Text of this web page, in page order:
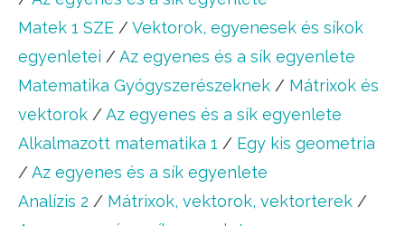
Matek 1 SZE / Vektorok, egyenesek és síkok
egyenletei / Az egyenes és a sík egyenlete
Matematika Gyógyszerészeknek / Mátrixok és
vektorok / Az egyenes és a sík egyenlete
Alkalmazott matematika 1 / Egy kis geometria
/ Az egyenes és a sík egyenlete
Analízis 2 / Mátrixok, vektorok, vektorterek /